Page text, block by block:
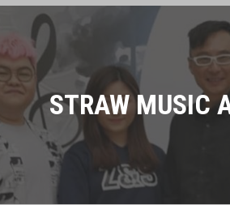
STRAW MUSIC